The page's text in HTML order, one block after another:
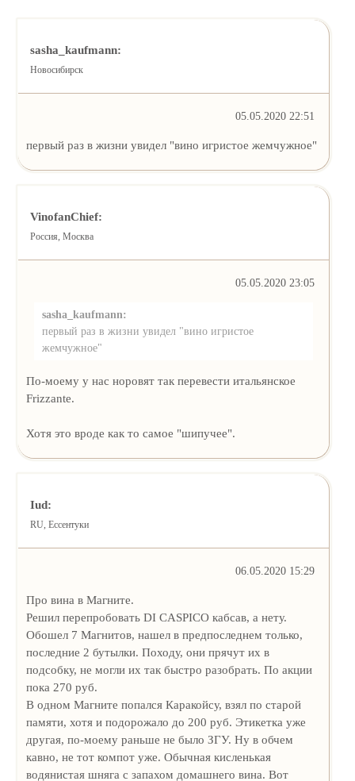
sasha_kaufmann:
Новосибирск
05.05.2020 22:51
первый раз в жизни увидел "вино игристое жемчужное"
VinofanChief:
Россия, Москва
05.05.2020 23:05
sasha_kaufmann:
первый раз в жизни увидел "вино игристое
жемчужное"
По-моему у нас норовят так перевести итальянское
Frizzante.
Хотя это вроде как то самое "шипучее".
Iud:
RU, Ессентуки
06.05.2020 15:29
Про вина в Магните.
Решил перепробовать DI CASPICO кабсав, а нету.
Обошел 7 Магнитов, нашел в предпоследнем только,
последние 2 бутылки. Походу, они прячут их в
подсобку, не могли их так быстро разобрать. По акции
пока 270 руб.
В одном Магните попался Каракойсу, взял по старой
памяти, хотя и подорожало до 200 руб. Этикетка уже
другая, по-моему раньше не было ЗГУ. Ну в обчем
кавно, не тот компот уже. Обычная кисленькая
водянистая шняга с запахом домашнего вина. Вот